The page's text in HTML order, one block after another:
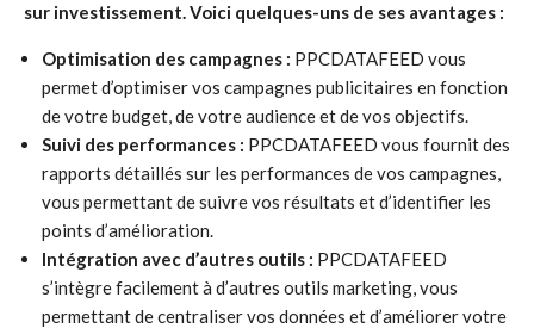
sur investissement. Voici quelques-uns de ses avantages :
Optimisation des campagnes : PPCDATAFEED vous
permet d’optimiser vos campagnes publicitaires en fonction
de votre budget, de votre audience et de vos objectifs.
Suivi des performances : PPCDATAFEED vous fournit des
rapports détaillés sur les performances de vos campagnes,
vous permettant de suivre vos résultats et d’identifier les
points d’amélioration.
Intégration avec d’autres outils : PPCDATAFEED
s’intègre facilement à d’autres outils marketing, vous
permettant de centraliser vos données et d’améliorer votre